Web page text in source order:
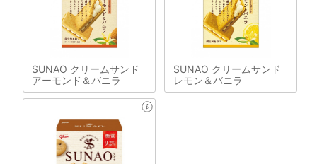
SUNAO クリームサンド
アーモンド＆バニラ
SUNAO クリームサンド
レモン＆バニラ